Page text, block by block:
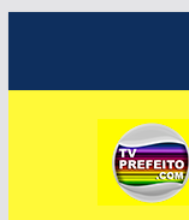
o